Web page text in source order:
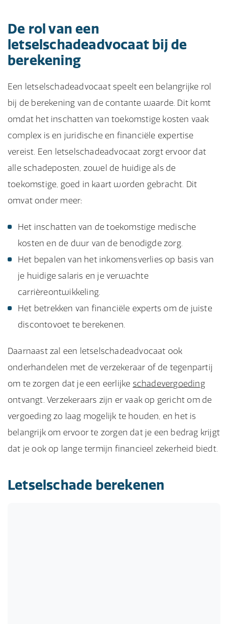
De rol van een
letselschadeadvocaat bij de
berekening
Een letselschadeadvocaat speelt een belangrijke rol
bij de berekening van de contante waarde. Dit komt
omdat het inschatten van toekomstige kosten vaak
complex is en juridische en financiële expertise
vereist. Een letselschadeadvocaat zorgt ervoor dat
alle schadeposten, zowel de huidige als de
toekomstige, goed in kaart worden gebracht. Dit
omvat onder meer:
Het inschatten van de toekomstige medische
kosten en de duur van de benodigde zorg.
Het bepalen van het inkomensverlies op basis van
je huidige salaris en je verwachte
carrièreontwikkeling.
Het betrekken van financiële experts om de juiste
discontovoet te berekenen.
Daarnaast zal een letselschadeadvocaat ook
onderhandelen met de verzekeraar of de tegenpartij
om te zorgen dat je een eerlijke schadevergoeding
ontvangt. Verzekeraars zijn er vaak op gericht om de
vergoeding zo laag mogelijk te houden, en het is
belangrijk om ervoor te zorgen dat je een bedrag krijgt
dat je ook op lange termijn financieel zekerheid biedt.
Letselschade berekenen